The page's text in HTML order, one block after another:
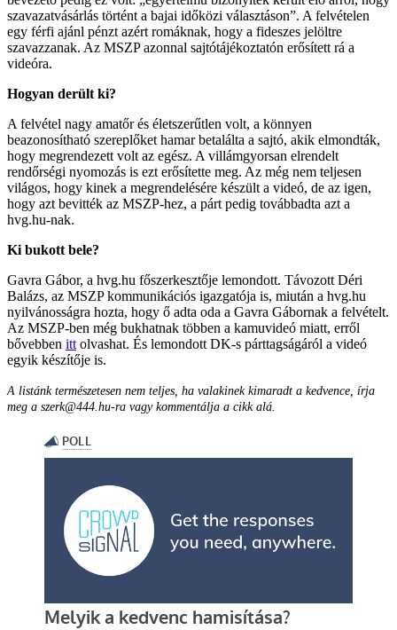
szavazatvásárlás történt a bajai időközi választáson”. A felvételen
egy férfi ajánl pénzt azért romáknak, hogy a fideszes jelöltre
szavazzanak. Az MSZP azonnal sajtótájékoztatón erősített rá a
videóra.
Hogyan derült ki?
A felvétel nagy amatőr és életszerűtlen volt, a könnyen
beazonosítható szereplőket hamar betalálta a sajtó, akik elmondták,
hogy megrendezett volt az egész. A villámgyorsan elrendelt
rendőrségi nyomozás is ezt erősítette meg. Az még nem teljesen
világos, hogy kinek a megrendelésére készült a videó, de az igen,
hogy azt bevitték az MSZP-hez, a párt pedig továbbadta azt a
hvg.hu-nak.
Ki bukott bele?
Gavra Gábor, a hvg.hu főszerkesztője lemondott. Távozott Déri
Balázs, az MSZP kommunikációs igazgatója is, miután a hvg.hu
nyilvánosságra hozta, hogy ő adta oda a Gavra Gábornak a felvételt.
Az MSZP-ben még bukhatnak többen a kamuvideó miatt, erről
bővebben itt olvashat. És lemondott DK-s párttagságáról a videó
egyik készítője is.
A listánk természetesen nem teljes, ha valakinek kimaradt a kedvence, írja
meg a szerk@444.hu-ra vagy kommentálja a cikk alá.